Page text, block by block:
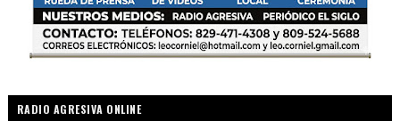
RADIO AGRESIVA ONLINE